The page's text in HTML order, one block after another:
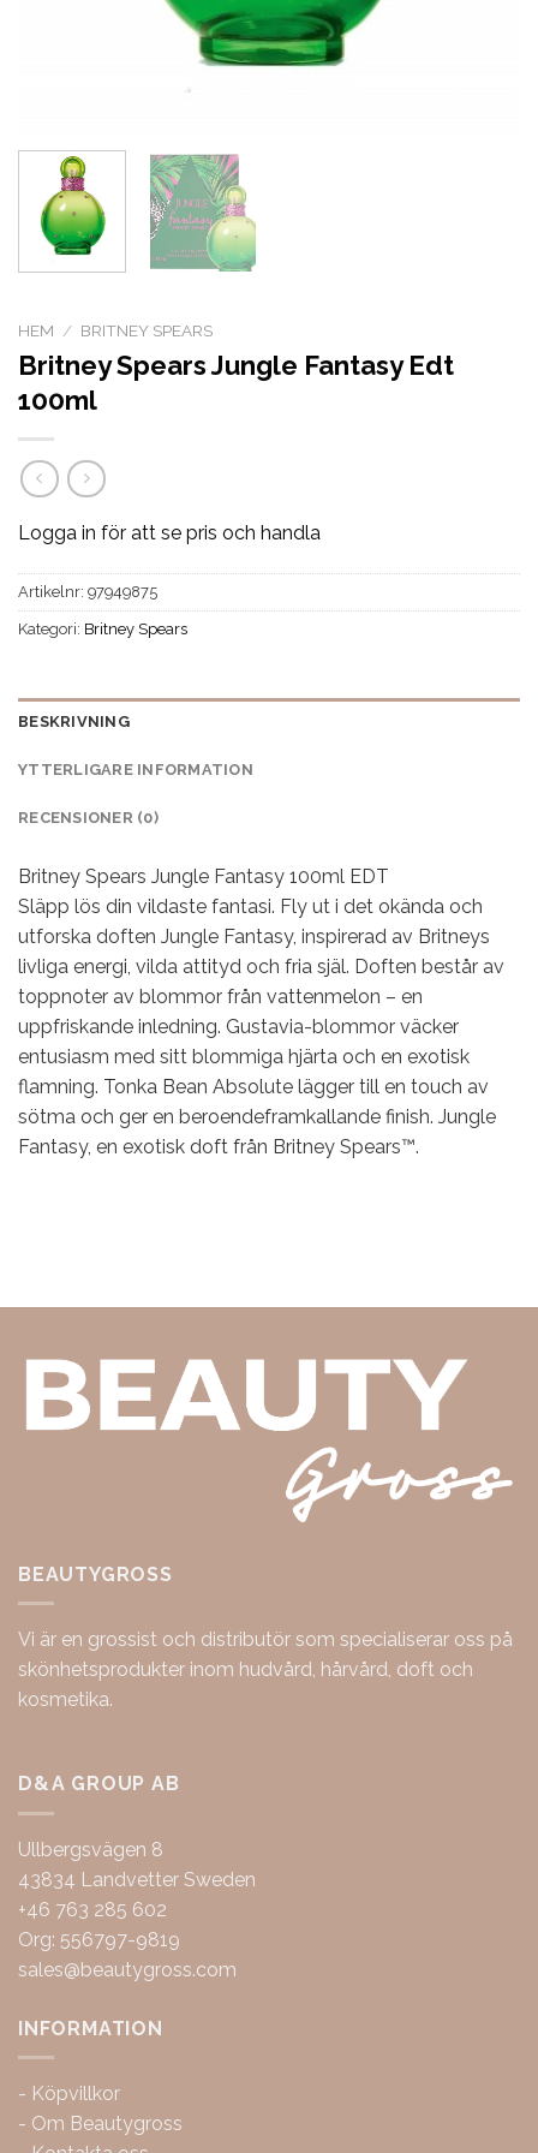
HEM / BRITNEY SPEARS
Britney Spears Jungle Fantasy Edt
100ml
Logga in för att se pris och handla
Artikelnr: 97949875
Kategori: Britney Spears
BESKRIVNING
YTTERLIGARE INFORMATION
RECENSIONER (0)
Britney Spears Jungle Fantasy 100ml EDT
Släpp lös din vildaste fantasi. Fly ut i det okända och
utforska doften Jungle Fantasy, inspirerad av Britneys
livliga energi, vilda attityd och fria själ. Doften består av
toppnoter av blommor från vattenmelon – en
uppfriskande inledning. Gustavia-blommor väcker
entusiasm med sitt blommiga hjärta och en exotisk
flamning. Tonka Bean Absolute lägger till en touch av
sötma och ger en beroendeframkallande finish. Jungle
Fantasy, en exotisk doft från Britney Spears™.
BEAUTYGROSS
Vi är en grossist och distributör som specialiserar oss på
skönhetsprodukter inom hudvård, hårvård, doft och
kosmetika.
D&A GROUP AB
Ullbergsvägen 8
43834 Landvetter Sweden
+46 763 285 602
Org: 556797-9819
sales@beautygross.com
INFORMATION
- Köpvillkor
- Om Beautygross